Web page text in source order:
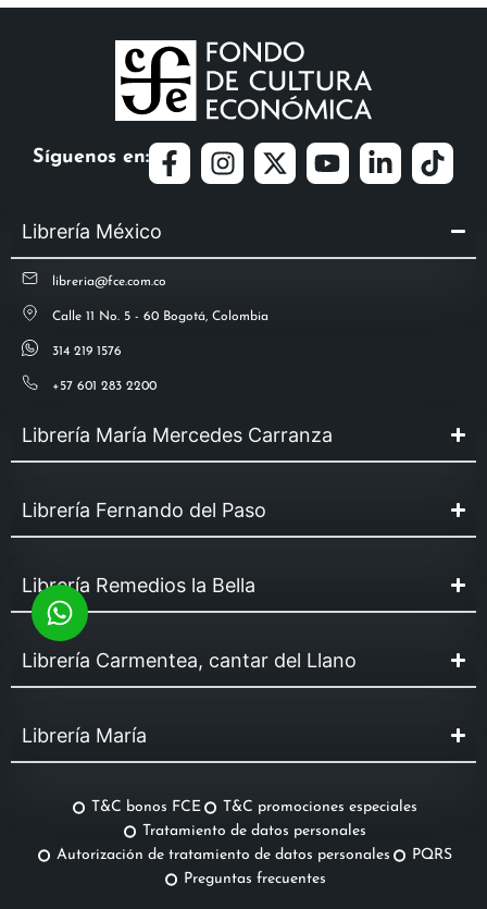
Síguenos en:
Librería México
libreria@fce.com.co
Calle 11 No. 5 - 60 Bogotá, Colombia
314 219 1576
+57 601 283 2200
Librería María Mercedes Carranza
Librería Fernando del Paso
Librería Remedios la Bella
Librería Carmentea, cantar del Llano
Librería María
T&C bonos FCE
T&C promociones especiales
Tratamiento de datos personales
Autorización de tratamiento de datos personales
PQRS
Preguntas frecuentes